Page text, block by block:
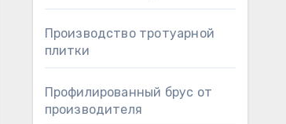
Производство тротуарной
плитки
Профилированный брус от
производителя